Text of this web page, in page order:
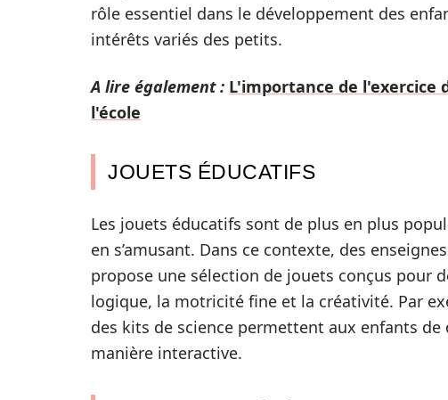
rôle essentiel dans le développement des
intérêts variés des petits.
A lire également : L'importance de l'exercice
l'école
JOUETS ÉDUCATIFS
Les jouets éducatifs sont de plus en plus
en s’amusant. Dans ce contexte, des
propose une sélection de jouets conçus pour
logique, la motricité fine et la créativité. Par
des kits de science permettent aux enfants
manière interactive.